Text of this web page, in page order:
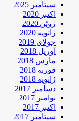
سپتامبر 2025
اکتبر 2020
ژوئن 2020
ژانویه 2020
جولای 2019
آوریل 2018
مارس 2018
فوریه 2018
ژانویه 2018
دسامبر 2017
نوامبر 2017
اکتبر 2017
سپتامبر 2017